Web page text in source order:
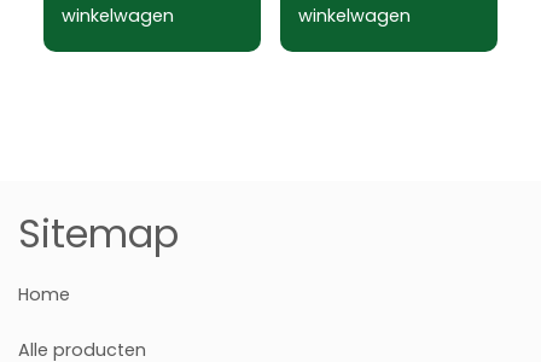
winkelwagen
winkelwagen
Sitemap
Home
Alle producten